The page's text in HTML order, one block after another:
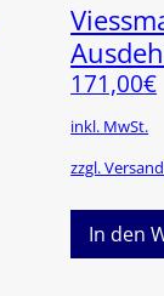
171,00€
inkl. MwSt.
zzgl.
In den